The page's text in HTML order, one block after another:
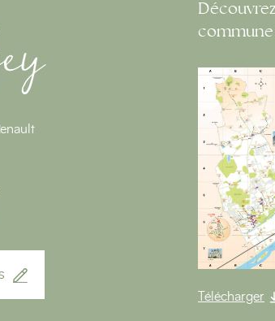
commune
Télécharger